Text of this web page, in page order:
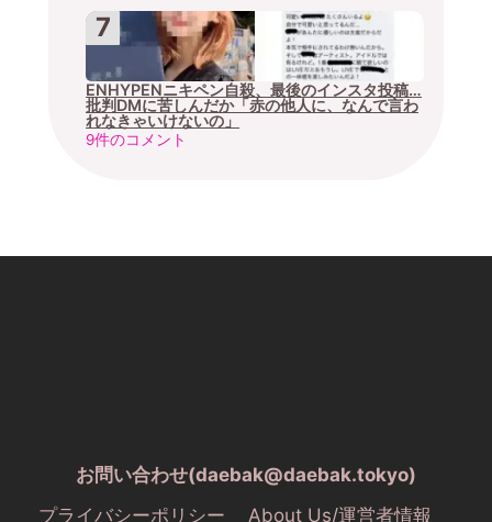
ENHYPENニキペン自殺、最後のインスタ投稿…
批判DMに苦しんだか「赤の他人に、なんで言わ
れなきゃいけないの」
9件のコメント
お問い合わせ(daebak@daebak.tokyo)
プライバシーポリシー
About Us/運営者情報